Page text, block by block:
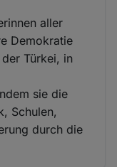
aller
Demokratie
Türkei, in
sie die
Schulen,
durch die